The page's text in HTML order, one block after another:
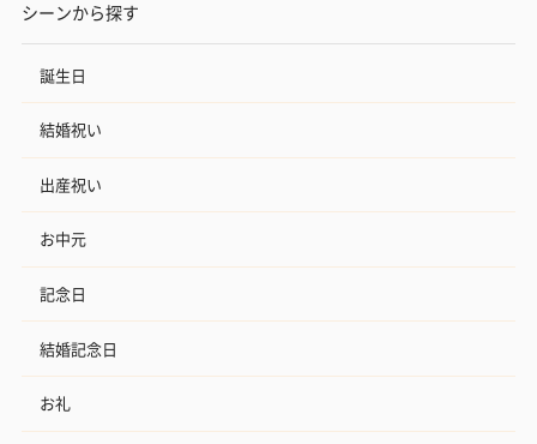
シーンから探す
誕生日
結婚祝い
出産祝い
お中元
記念日
結婚記念日
お礼